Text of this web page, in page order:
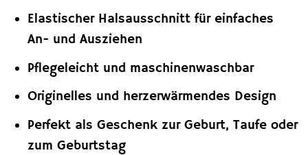
Elastischer Halsausschnitt für einfaches
An- und Ausziehen
Pflegeleicht und maschinenwaschbar
Originelles und herzerwärmendes Design
Perfekt als Geschenk zur Geburt, Taufe oder
zum Geburtstag